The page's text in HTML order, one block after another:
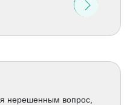
нерешенным вопрос,